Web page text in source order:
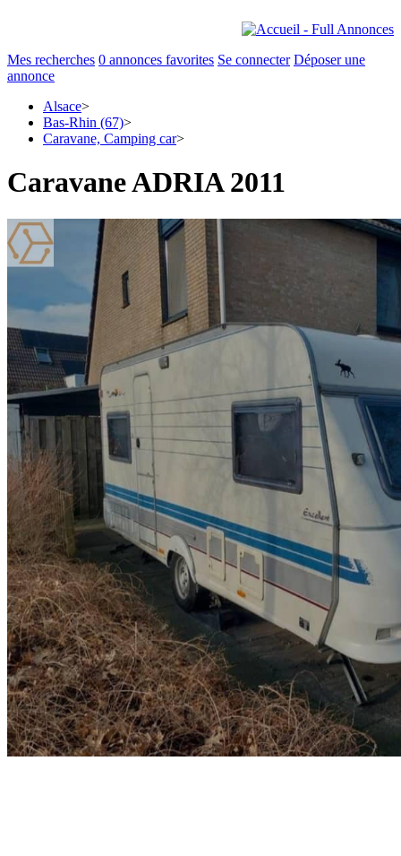
Mes recherches 0 annonces favorites Se connecter Déposer une
annonce
Alsace>
Bas-Rhin (67)>
Caravane, Camping car>
Caravane ADRIA 2011